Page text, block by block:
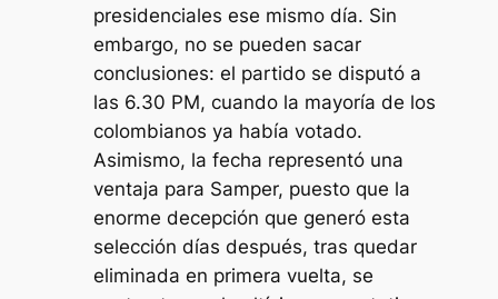
presidenciales ese mismo día. Sin
embargo, no se pueden sacar
conclusiones: el partido se disputó a
las 6.30 PM, cuando la mayoría de los
colombianos ya había votado.
Asimismo, la fecha representó una
ventaja para Samper, puesto que la
enorme decepción que generó esta
selección días después, tras quedar
eliminada en primera vuelta, se